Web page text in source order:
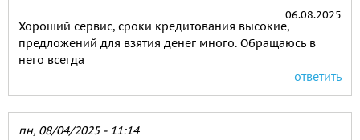
06.08.2025
Хороший сервис, сроки кредитования высокие,
предложений для взятия денег много. Обращаюсь в
него всегда
ответить
пн, 08/04/2025 - 11:14